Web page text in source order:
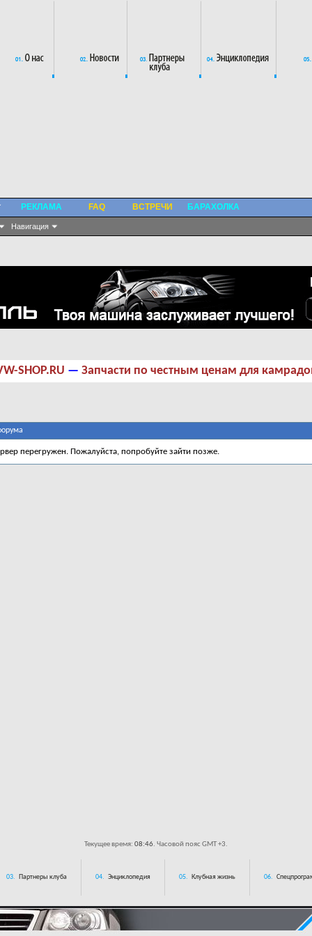
Навигация
РЕКЛАМА FAQ ВСТРЕЧИ БАРАХОЛКА
SHOP.RU — Запчасти по честным ценам для
перегружен. Пожалуйста, попробуйте зайти позже.
Текущее время: 08:46. Часовой пояс GMT +3.
03. Партнеры клуба 04. Энциклопедия 05. Клубная жизнь 06.